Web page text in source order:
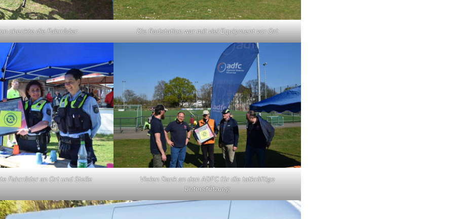
checkte die Fahrräder Die Radstation war mit viel Equipment vor Ort
Fahrräder an Ort und Stelle
Vielen Dank an den ADFC für die tatkräftige
Unterstützung